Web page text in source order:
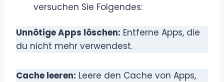
versuchen Sie Folgendes:
Unnötige Apps löschen: Entferne Apps, die
du nicht mehr verwendest.
Cache leeren: Leere den Cache von Apps,